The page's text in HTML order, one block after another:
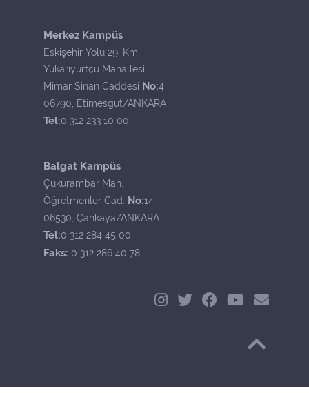
Merkez Kampüs
Eskişehir Yolu 29. Km.
Yukarıyurtçu Mahallesi
Mimar Sinan Caddesi No:4
06790, Etimesgut/ANKARA
Tel:0 312 233 10 00
Balgat Kampüs
Çukurambar Mah.
Öğretmenler Cad. No:14
06530, Çankaya/ANKARA
Tel:0 312 284 45 00
Faks: 0 312 286 40 78